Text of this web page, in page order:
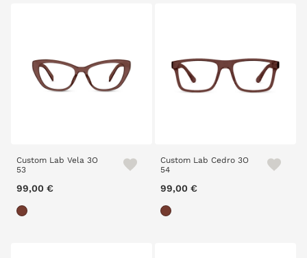
Custom Lab Vela 3O
53
99,00 €
Custom Lab Cedro 3O
54
99,00 €